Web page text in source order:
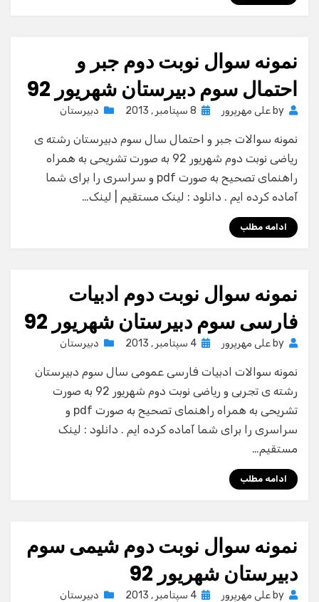
نمونه سوال نوبت دوم جبر و
احتمال سوم دبیرستان شهریور 92
by علی مهرپرور
Posted
8 سپتامبر , 2013 دبیرستان
نمونه سوالات جبر و احتمال سال سوم دبیرستان رشته ی
ریاضی نوبت دوم شهریور 92 به صورت تشریحی به همراه
راهنمای تصحیح به صورت pdf و سراسری را برای شما
آماده کرده ایم . دانلود : لینک مستقیم | لینک…
ادامه مطلب
نمونه سوال نوبت دوم ادبیات
فارسی سوم دبیرستان شهریور 92
by علی مهرپرور
Posted
4 سپتامبر , 2013 دبیرستان
نمونه سوالات ادبیات فارسی عمومی سال سوم دبیرستان
رشته ی تجربی و ریاضی نوبت دوم شهریور 92 به صورت
تشریحی به همراه راهنمای تصحیح به صورت pdf و
سراسری را برای شما آماده کرده ایم . دانلود : لینک
مستقیم…
ادامه مطلب
نمونه سوال نوبت دوم شیمی سوم
دبیرستان شهریور 92
by علی مهرپرور
Posted
4 سپتامبر , 2013 دبیرستان